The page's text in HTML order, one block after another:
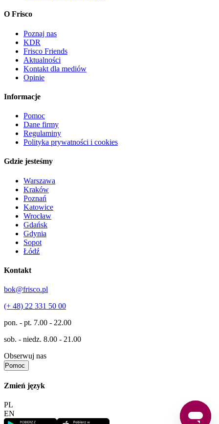
O Frisco
Poznaj nas
KDR
Frisco Friends
Aktualności
Kontakt dla mediów
Opinie
Informacje
Pomoc
Dane firmy
Regulaminy
Polityka prywatności i cookies
Gdzie jesteśmy
Warszawa
Kraków
Poznań
Katowice
Wrocław
Gdańsk
Gdynia
Sopot
Łódź
Kontakt
bok@frisco.pl
(+ 48) 22 331 50 00
pon. - pt. 7.00 - 22.00
sob. - niedz. 8.00 - 21.00
Obserwuj nas
Pomoc
Zmień język
PL
EN